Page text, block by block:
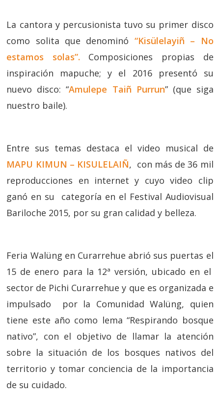
La cantora y percusionista tuvo su primer disco
como solita que denominó “Kisülelayiñ – No
estamos solas”. Composiciones propias de
inspiración mapuche; y el 2016 presentó su
nuevo disco: “Amulepe Taiñ Purrun” (que siga
nuestro baile).
Entre sus temas destaca el video musical de
MAPU KIMUN – KISULELAIÑ, con más de 36 mil
reproducciones en internet y cuyo video clip
ganó en su categoría en el Festival Audiovisual
Bariloche 2015, por su gran calidad y belleza.
Feria Walüng en Curarrehue abrió sus puertas el
15 de enero para la 12ª versión, ubicado en el
sector de Pichi Curarrehue y que es organizada e
impulsado por la Comunidad Walüng, quien
tiene este año como lema “Respirando bosque
nativo”, con el objetivo de llamar la atención
sobre la situación de los bosques nativos del
territorio y tomar conciencia de la importancia
de su cuidado.